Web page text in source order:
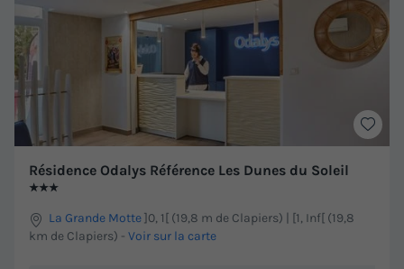
Résidence Odalys Référence Les Dunes du Soleil
★★★
La Grande Motte]0, 1[ (19,8 m de Clapiers) | [1, Inf[ (19,8
km de Clapiers) - Voir sur la carte